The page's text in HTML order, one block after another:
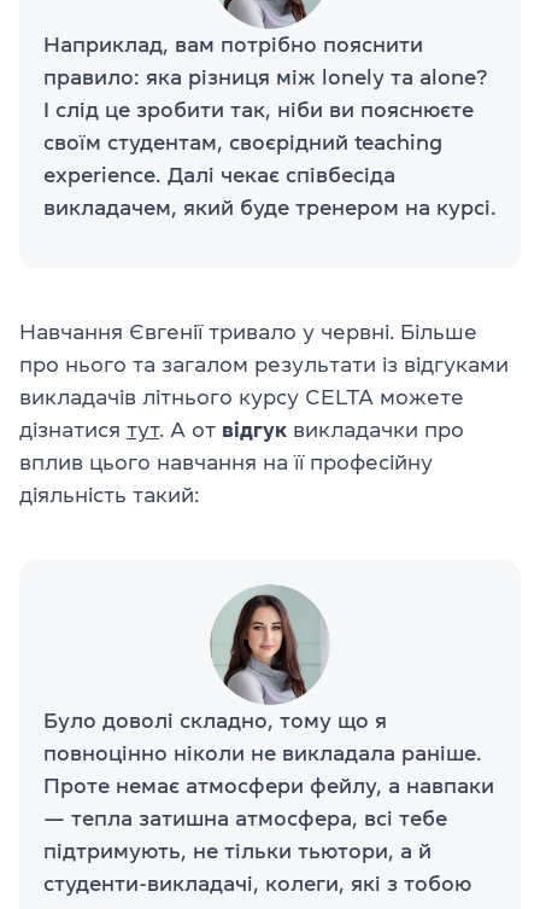
Наприклад, вам потрібно пояснити
правило: яка різниця між lonely та alone?
І слід це зробити так, ніби ви пояснюєте
своїм студентам, своєрідний teaching
experience. Далі чекає співбесіда
викладачем, який буде тренером на курсі.
Навчання Євгенії тривало у червні. Більше
про нього та загалом результати із відгуками
викладачів літнього курсу CELTA можете
дізнатися тут. А от відгук викладачки про
вплив цього навчання на її професійну
діяльність такий:
Було доволі складно, тому що я
повноцінно ніколи не викладала раніше.
Проте немає атмосфери фейлу, а навпаки
— тепла затишна атмосфера, всі тебе
підтримують, не тільки тьютори, а й
студенти-викладачі, колеги, які з тобою